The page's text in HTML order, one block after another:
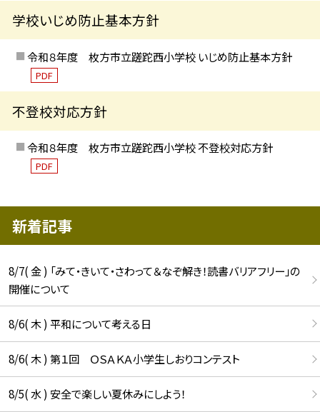
学校いじめ防止基本方針
令和８年度 枚方市立蹉跎西小学校 いじめ防止基本方針
PDF
不登校対応方針
令和８年度 枚方市立蹉跎西小学校 不登校対応方針
PDF
新着記事
8/7( 金 ) 「みて・きいて・さわって＆なぞ解き！読書バリアフリー」の
開催について
8/6( 木 ) 平和について考える日
8/6( 木 ) 第１回 ＯＳＡＫＡ小学生しおりコンテスト
8/5( 水 ) 安全で楽しい夏休みにしよう！